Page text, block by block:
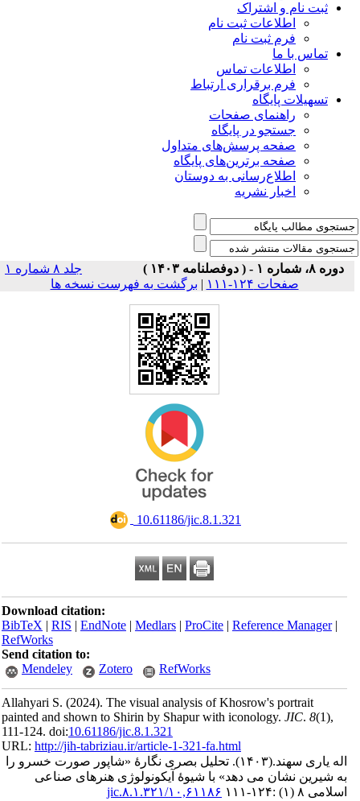
نام و اشتراک
اطلاعات ثبت نام
فرم ثبت نام
با ما
اطلاعات تماس
فرم برقراری ارتباط
پایگاه
راهنمای صفحات
جستجو در پایگاه
صفحه پرسش‌های متداول
صفحه برترین‌های پایگاه
اطلاع‌رسانی به دوستان
اخبار نشریه
جلد ۸ شماره ۱
|برگشت به فهرست نسخه ها
‎ 10.61186/jic.8.1.321
Download citation:
BibTeX|RIS| EndNote| Medlars| ProCite|Reference
RefWorks
Send citation to:
Mendeley
Zotero RefWorks
Allahyari S.(2024).The visual analysis of Khosrow's portrait
painted and shown to Shirin by Shapur with iconology.JIC
111-124. doi:10.61186/jic.8.1.321
URL:http://jih-tabriziau.ir/article-1-321-fa.html
سهند.(۱۴۰۳).
تحلیل بصری نگارۀ «شاپور صورت خسرو را
نشان می دهد» با شیوۀ آیکونولوژی هنرهای صناعی
۱۰,۶۱۱۸۶/jic.۸.۱.۳۲۱